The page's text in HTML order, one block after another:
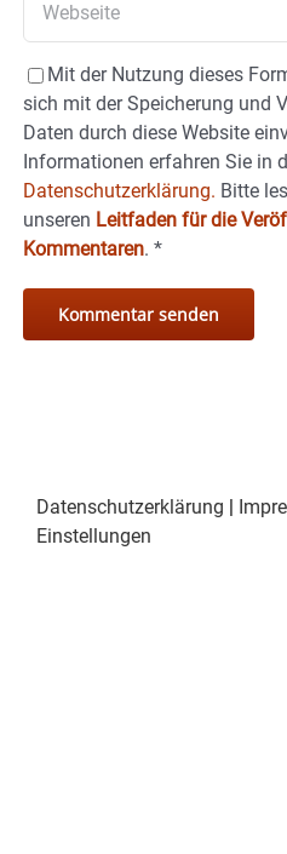
Mit der Nutzung dieses
sich mit der Speicherung und
Daten durch diese Website
Informationen erfahren Sie in
Datenschutzerklärung. Bitte
unseren Leitfaden für die
Kommentaren. *
Datenschutzerklärung |
Einstellungen